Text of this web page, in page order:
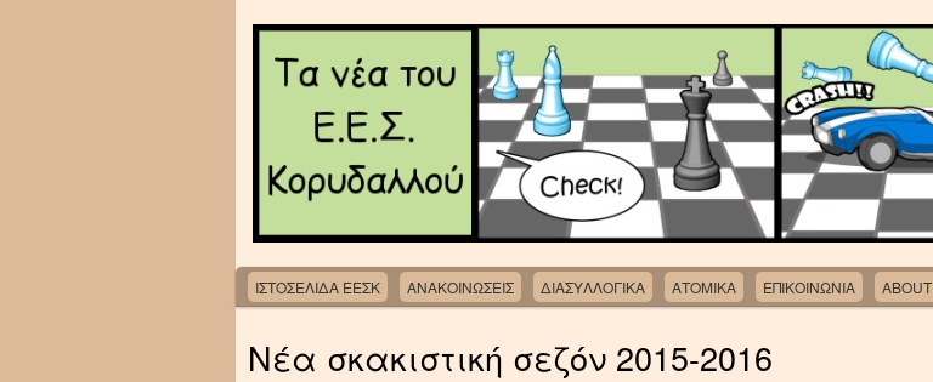
ΙΣΤΟΣΕΛΙΔΑ ΕΕΣΚ ΑΝΑΚΟΙΝΩΣΕΙΣ ΔΙΑΣΥΛΛΟΓΙΚΑ ΑΤΟΜΙΚΑ ΕΠΙΚΟΙΝΩΝΙΑ ABOUT
Νέα σκακιστική σεζόν 2015-2016